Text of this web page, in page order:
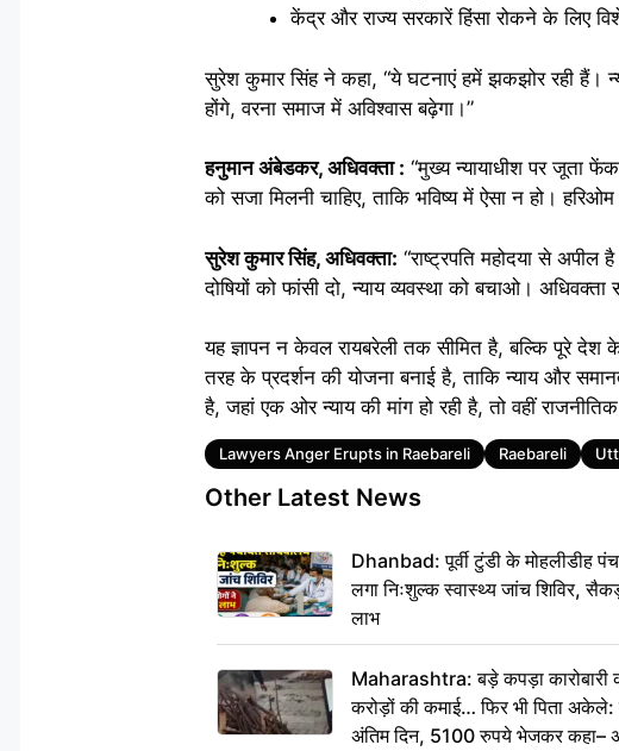
केंद्र और राज्य सरकारें हिंसा रोकने के लिए
सुरेश कुमार सिंह ने कहा, “ये घटनाएं हमें झकझोर रही हैं।
होंगे, वरना समाज में अविश्वास बढ़ेगा।”
हनुमान अंबेडकर, अधिवक्ता : “मुख्य न्यायाधीश पर जूता
को सजा मिलनी चाहिए, ताकि भविष्य में ऐसा न हो।
सुरेश कुमार सिंह, अधिवक्ता: “राष्ट्रपति महोदया से
दोषियों को फांसी दो, न्याय व्यवस्था को बचाओ।
यह ज्ञापन न केवल रायबरेली तक सीमित है, बल्कि पूरे देश
तरह के प्रदर्शन की योजना बनाई है, ताकि न्याय और
है, जहां एक ओर न्याय की मांग हो रही है, तो वहीं राजनीतिक
Tags
Lawyers Anger Erupts in Raebareli Raebareli
Other Latest News
Dhanbad: पूर्वी टुंडी के मोहलीडीह
लगा निःशुल्क स्वास्थ्य जांच शिविर,
लाभ
Maharashtra: बड़े कपड़ा कारोबारी
करोड़ों की कमाई… फिर भी पिता अकेले:
अंतिम दिन, 5100 रुपये भेजकर कहा–